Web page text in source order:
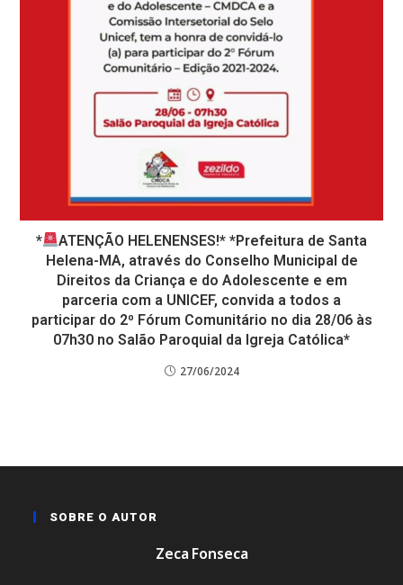
*
ATENÇÃO HELENENSES!* *Prefeitura de Santa
Helena-MA, através do Conselho Municipal de
Direitos da Criança e do Adolescente e em
parceria com a UNICEF, convida a todos a
participar do 2⁰ Fórum Comunitário no dia 28/06 às
07h30 no Salão Paroquial da Igreja Católica*
27/06/2024
SOBRE O AUTOR
Zeca Fonseca